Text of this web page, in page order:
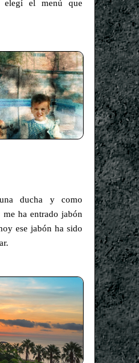
el menú que
ducha y como
me ha entrado jabón
ese jabón ha sido